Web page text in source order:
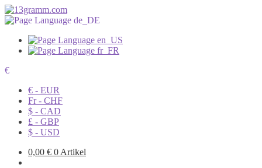
€
€ - EUR
Fr - CHF
$ - CAD
£ - GBP
$ - USD
0,00 € 0 Artikel